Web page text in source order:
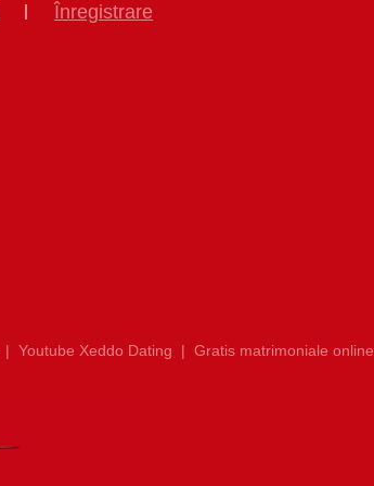
Înregistrare
| Youtube Xeddo Dating | Gratis matrimoniale online